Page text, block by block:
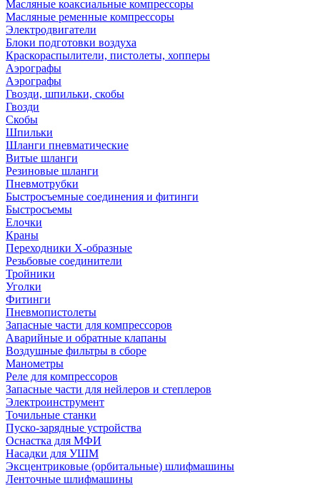
Масляные коаксиальные компрессоры
Масляные ременные компрессоры
Электродвигатели
Блоки подготовки воздуха
Краскораспылители, пистолеты, хопперы
Аэрографы
Аэрографы
Гвозди, шпильки, скобы
Гвозди
Скобы
Шпильки
Шланги пневматические
Витые шланги
Резиновые шланги
Пневмотрубки
Быстросъемные соединения и фитинги
Быстросъемы
Елочки
Краны
Переходники Х-образные
Резьбовые соединители
Тройники
Уголки
Фитинги
Пневмопистолеты
Запасные части для компрессоров
Аварийные и обратные клапаны
Воздушные фильтры в сборе
Манометры
Реле для компрессоров
Запасные части для нейлеров и степлеров
Электроинструмент
Точильные станки
Пуско-зарядные устройства
Оснастка для МФИ
Насадки для УШМ
Эксцентриковые (орбитальные) шлифмашины
Ленточные шлифмашины